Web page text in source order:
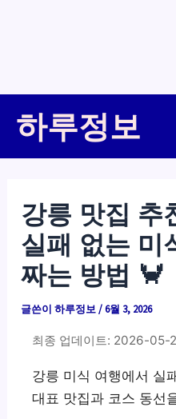
하루정보
강릉 맛집 추
실패 없는 미
짜는 방법 🦀
글쓴이하루정보/6월 3, 2026
최종 업데이트: 2026-05-
강릉 미식 여행에서 실
대표 맛집과 코스 동선